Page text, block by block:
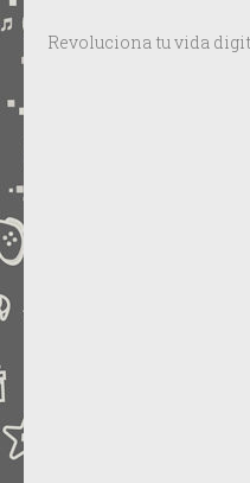
Revoluciona tu vida